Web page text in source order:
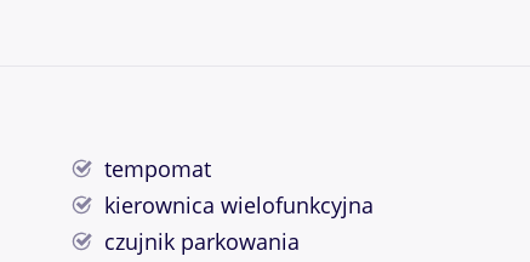
tempomat
kierownica wielofunkcyjna
czujnik parkowania